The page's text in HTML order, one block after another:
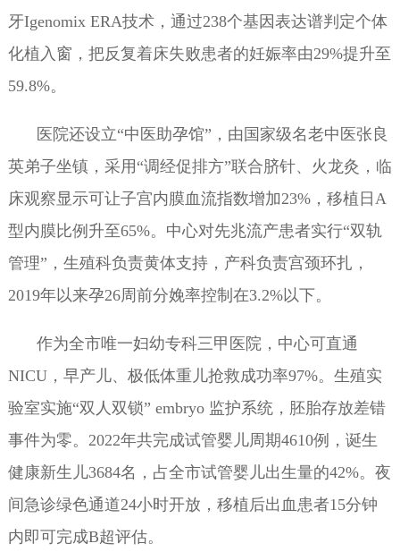
牙Igenomix ERA技术，通过238个基因表达谱判定个体
化植入窗，把反复着床失败患者的妊娠率由29%提升至
59.8%。
医院还设立“中医助孕馆”，由国家级名老中医张良
英弟子坐镇，采用“调经促排方”联合脐针、火龙灸，临
床观察显示可让子宫内膜血流指数增加23%，移植日A
型内膜比例升至65%。中心对先兆流产患者实行“双轨
管理”，生殖科负责黄体支持，产科负责宫颈环扎，
2019年以来孕26周前分娩率控制在3.2%以下。
作为全市唯一妇幼专科三甲医院，中心可直通
NICU，早产儿、极低体重儿抢救成功率97%。生殖实
验室实施“双人双锁” embryo 监护系统，胚胎存放差错
事件为零。2022年共完成试管婴儿周期4610例，诞生
健康新生儿3684名，占全市试管婴儿出生量的42%。夜
间急诊绿色通道24小时开放，移植后出血患者15分钟
内即可完成B超评估。